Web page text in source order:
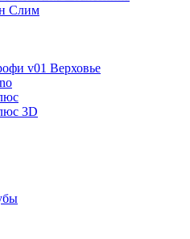
Слим
v01 Верховье
3D